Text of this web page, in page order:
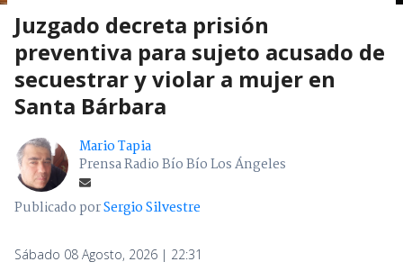
Juzgado decreta prisión
preventiva para sujeto acusado de
secuestrar y violar a mujer en
Santa Bárbara
Mario Tapia
Prensa Radio Bío Bío Los Ángeles
Publicado porSergio Silvestre
Sábado 08 Agosto, 2026 | 22:31